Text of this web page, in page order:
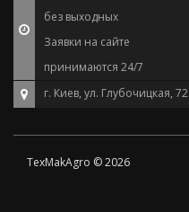
без выходных
Заявки на сайте
принимаются 24/7
г. Киев, ул. Глубочицкая, 72
TexMakAgro © 2026